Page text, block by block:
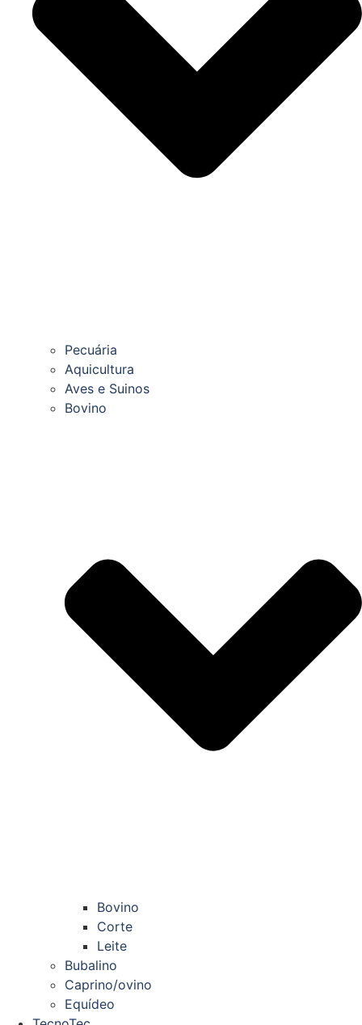
Pecuária
Aquicultura
Aves e Suinos
Bovino
Bovino
Corte
Leite
Bubalino
Caprino/ovino
Equídeo